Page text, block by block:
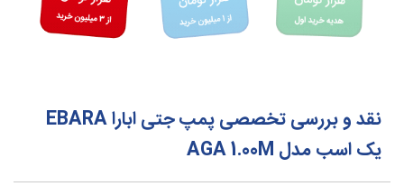
نقد و بررسی تخصصی پمپ جتی ابارا EBARA
یک اسب مدل AGA 1.00M